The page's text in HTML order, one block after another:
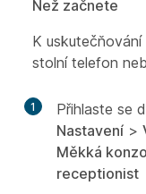
Než začnete
K
stolní telefon
1 Přihlaste se
Nastavení >
Měkká
receptionist